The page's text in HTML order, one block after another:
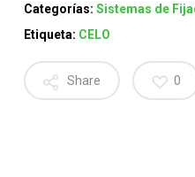
Categorías: Sistemas de
Etiqueta: CELO
Share 0